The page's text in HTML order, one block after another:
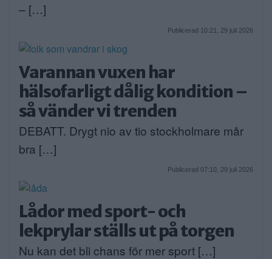
– […]
Publicerad 10:21, 29 juli 2026
Varannan vuxen har
hälsofarligt dålig kondition –
så vänder vi trenden
DEBATT. Drygt nio av tio stockholmare mår
bra […]
Publicerad 07:10, 29 juli 2026
Lådor med sport- och
lekprylar ställs ut på torgen
Nu kan det bli chans för mer sport […]